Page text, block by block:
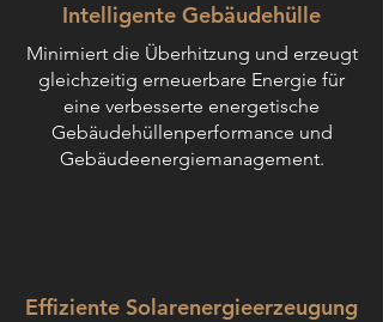
Intelligente Gebäudehülle
Minimiert die Überhitzung und erzeugt
gleichzeitig erneuerbare Energie für
eine verbesserte energetische
Gebäudehüllenperformance und
Gebäudeenergiemanagement.
Effiziente Solarenergieerzeugung